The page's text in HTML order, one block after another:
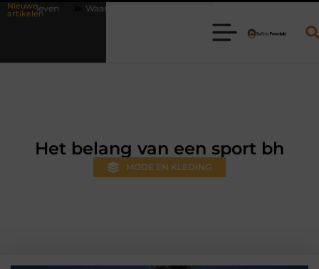
Nieuwe
artikelenonline vlees bestellen steeds gewoner wordt
Het belang van een sport bh
MODE EN KLEDING